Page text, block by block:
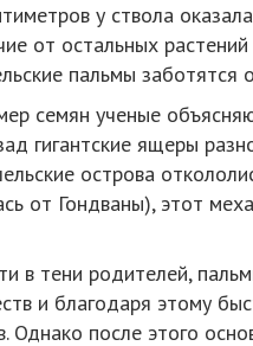
у ствола
от остальных
пальмы заботятся
семян ученые
гигантские ящеры
острова
от Гондваны), этот
в тени родителей,
и благодаря этому
Однако после этого